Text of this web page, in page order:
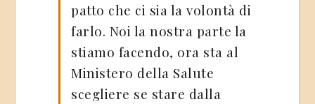
patto che ci sia la volontà di
farlo. Noi la nostra parte la
stiamo facendo, ora sta al
Ministero della Salute
scegliere se stare dalla